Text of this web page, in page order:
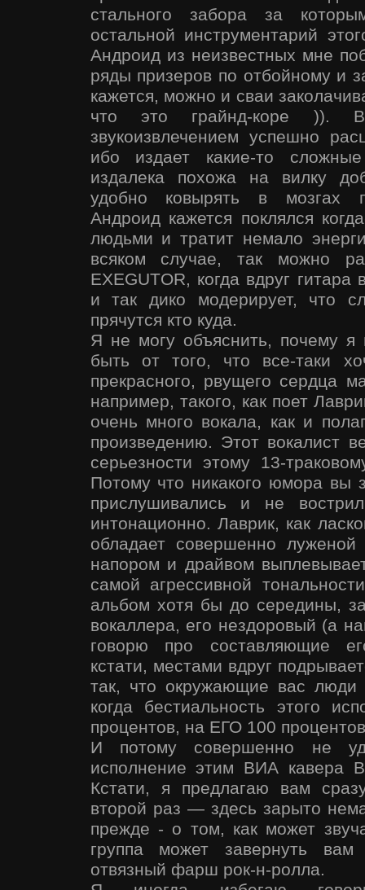
стального забора за
остальной инструментарий
Андроид из неизвестных мне
ряды призеров по отбойному и
кажется, можно и сваи
что это грайнд-коре )).
звукоизвлечением успешно
ибо издает какие-то
издалека похожа на вилку
удобно ковырять в мозгах
Андроид кажется поклялся
людьми и тратит немало
всяком случае, так можно
EXEGUTOR, когда вдруг гитара
и так дико модерирует, что
прячутся кто куда.
Я не могу объяснить, почему я
быть от того, что все-таки
прекрасного, рвущего сердца
например, такого, как поет
очень много вокала, как и
произведению. Этот вокалист
серьезности этому 13-
Потому что никакого юмора вы
прислушивались и не
интонационно. Лаврик, как
обладает совершенно
напором и драйвом
самой агрессивной
альбом хотя бы до середины,
вокаллера, его нездоровый (а
говорю про составляющие
кстати, местами вдруг
так, что окружающие вас
когда бестиальность этого
процентов, на ЕГО 100
И потому совершенно не
исполнение этим ВИА кавера
Кстати, я предлагаю вам
второй раз — здесь зарыто
прежде - о том, как может
группа может завернуть
отвязный фарш рок-н-ролла.